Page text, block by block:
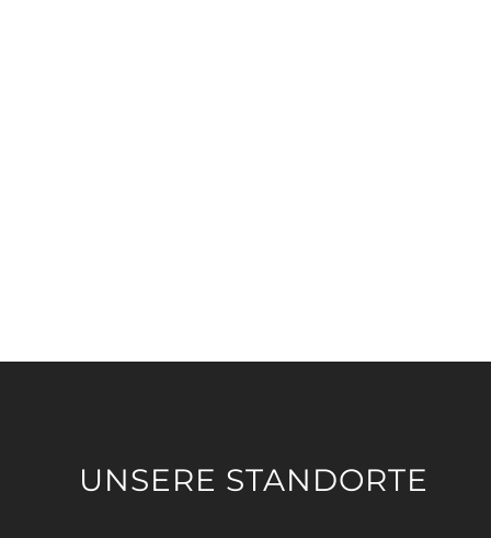
UNSERE STANDORTE